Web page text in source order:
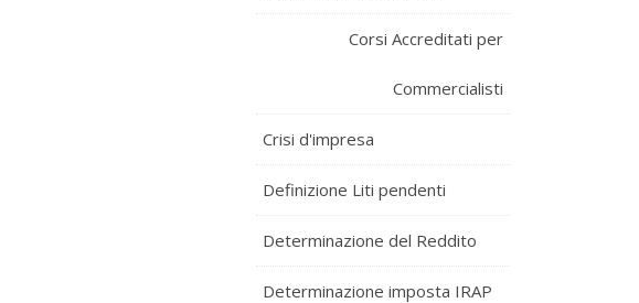
Corsi Accreditati per
Commercialisti
Crisi d'impresa
Definizione Liti pendenti
Determinazione del Reddito
Determinazione imposta IRAP